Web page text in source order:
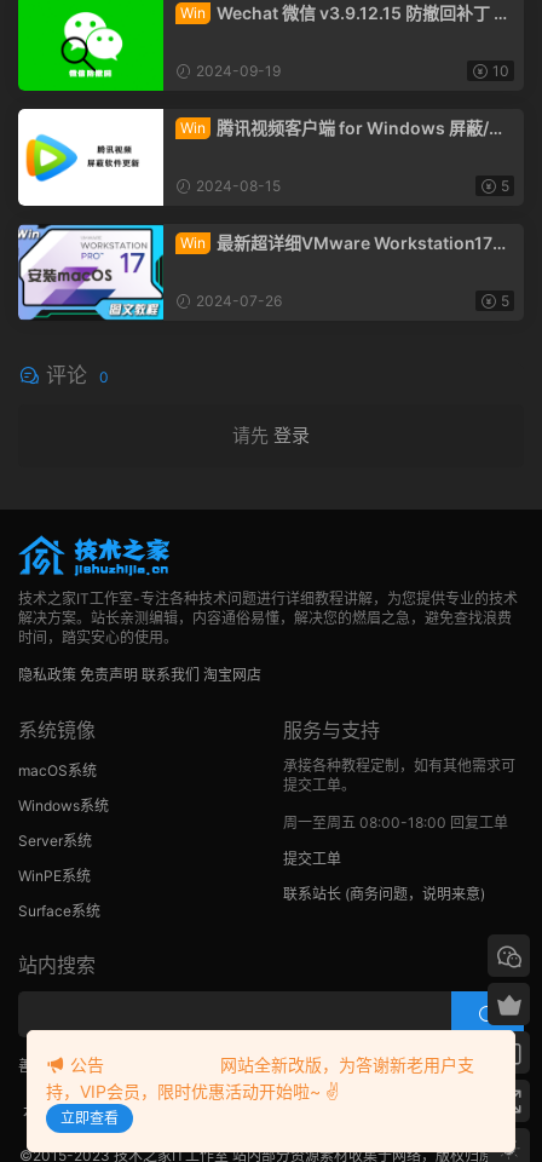
Win
Wechat 微信 v3.9.12.15 防撤回补丁 W
2024-09-19 10
Win
腾讯视频客户端 for Windows 屏蔽/删
2024-08-15 5
Win
最新超详细VMware Workstation17虚
2024-07-26 5
评论 0
请先 登录
技术之家IT工作室-专注各种技术问题进行详细教程讲解，为您提供专业的技术
解决方案。站长亲测编辑，内容通俗易懂，解决您的燃眉之急，避免查找浪费
时间，踏实安心的使用。
隐私政策 免责声明 联系我们 淘宝网店
系统镜像
macOS系统
Windows系统
Server系统
WinPE系统
Surface系统
服务与支持
承接各种教程定制，如有其他需求可
提交工单。
周一至周五 08:00-18:00 回复工单
提交工单
联系站长 (商务问题，说明来意)
站内搜索
善用搜索，一步直达，快速解决！
本站发布的教程与软件仅为个人学习测试使用，请在下载后24小时内删除，不
得用于任何商业用途，否则后果自负，请支持购买正版！
©2015-2023技术之家IT工作室站内部分资源素材收集于网络，版权归原作者
公告 网站全新改版，为答谢新老用户支
持，VIP会员，限时优惠活动开始啦~ ✌
立即查看